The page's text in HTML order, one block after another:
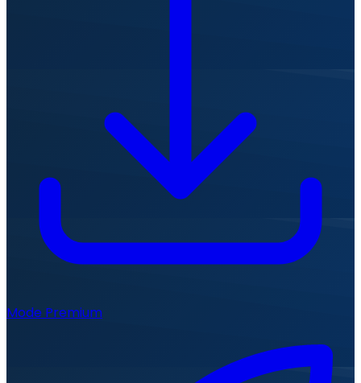
Mode Premium